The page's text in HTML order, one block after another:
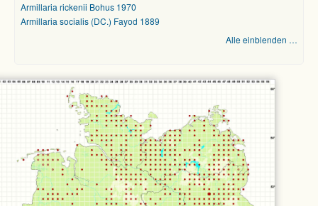
Armillaria rickenii Bohus 1970
Armillaria socialis (DC.) Fayod 1889
Alle einblenden …